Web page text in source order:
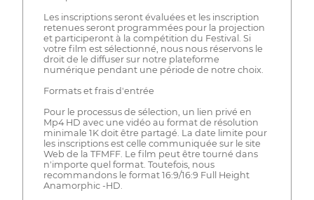
Les inscriptions seront évaluées et les inscription
retenues seront programmées pour la projection
et participeront à la compétition du Festival. Si
votre film est sélectionné, nous nous réservons le
droit de le diffuser sur notre plateforme
numérique pendant une période de notre choix.
Formats et frais d'entrée
Pour le processus de sélection, un lien privé en
Mp4 HD avec une vidéo au format de résolution
minimale 1K doit être partagé. La date limite pour
les inscriptions est celle communiquée sur le site
Web de la TFMFF. Le film peut être tourné dans
n'importe quel format. Toutefois, nous
recommandons le format 16:9/16:9 Full Height
Anamorphic -HD.